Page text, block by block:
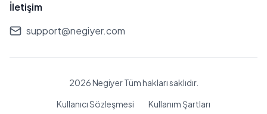
İletişim
support@negiyer.com
2026 Negiyer Tüm hakları saklıdır.
Kullanıcı Sözleşmesi
Kullanım Şartları